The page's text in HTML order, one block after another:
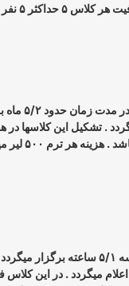
تشکیل کلاسها هفته ای ۳ روز خواهد بود و ظرفیت هر کلاس ۵ حداکثر ۵ نفر میباشد. هزینه
این نوع کلاسها در ۲ ترم وهر ترم در ۳۰ جلسه در مدت زمان حدود ۵/۲ ماه برای هر ترم در
نظر گرفته شده و کل کتاب هیتیت ۱ تدریس میگردد . تشکیل این کلاسها در هفته ۳ روز
در ۳۷ جلسه ۵/۱ ساعته برگزار میگردد که زمان و
کلاس فقط کتاب هیتیت